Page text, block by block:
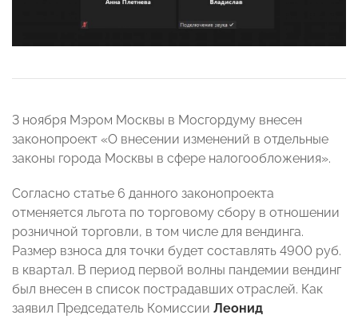
3 ноября Мэром Москвы в Мосгордуму внесен
законопроект «О внесении изменений в отдельные
законы города Москвы в сфере налогообложения».
Согласно статье 6 данного законопроекта
отменяется льгота по торговому сбору в отношении
розничной торговли, в том числе для вендинга.
Размер взноса для точки будет составлять 4900 руб.
в квартал. В период первой волны пандемии вендинг
был внесен в список пострадавших отраслей. Как
заявил Председатель Комиссии Леонид